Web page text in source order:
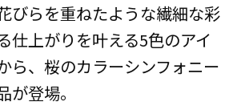
びらを重ねたような繊細な彩
仕上がりを叶える5色のアイ
ら、桜のカラーシンフォニー
が登場。